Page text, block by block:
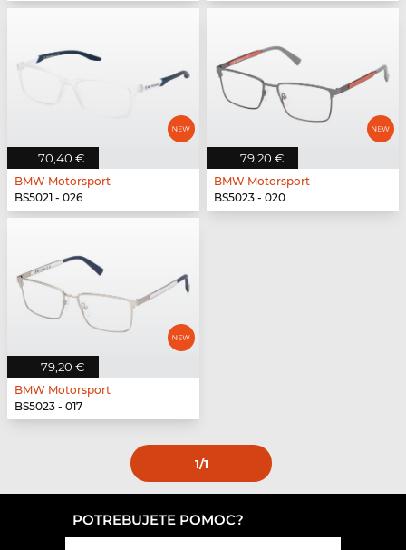
70,40 €
BMW Motorsport
BS5021 - 026
79,20 €
BMW Motorsport
BS5023 - 020
79,20 €
BMW Motorsport
BS5023 - 017
1/1
POTREBUJETE POMOC?